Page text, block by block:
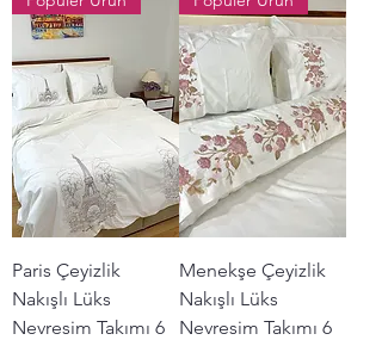
Paris Çeyizlik
Nakışlı Lüks
Nevresim Takımı 6
Menekşe Çeyizlik
Nakışlı Lüks
Nevresim Takımı 6